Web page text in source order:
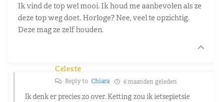
Ik vind de top wel mooi. Ik houd me aanbevolen als ze
deze top weg doet. Horloge? Nee, veel te opzichtig.
Deze mag ze zelf houden.
Celeste
Reply to Chiara 6 maanden geleden
Ik denk er precies zo over. Ketting zou ik ietsepietsie